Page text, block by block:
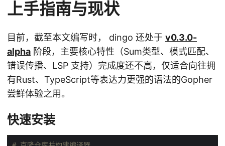
上手指南与现状
目前，截至本文编写时， dingo 还处于 v0.3.0-
alpha 阶段，主要核心特性（Sum类型、模式匹配、
错误传播、LSP 支持）完成度还不高，仅适合向往拥
有Rust、TypeScript等表达力更强的语法的Gopher
尝鲜体验之用。
快速安装